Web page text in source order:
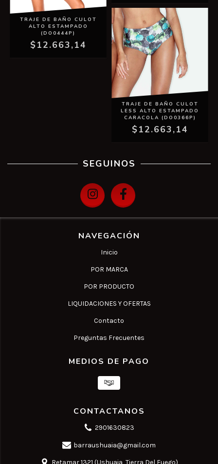
TRAJE DE BAÑO CULOT
ALTO ESTAMPADO
(DO0444P)
$12.663,14
TRAJE DE BAÑO CULOT
LESS ALTO ESTAMPADO
CARACOLA (DO0366P)
$12.663,14
SEGUINOS
NAVEGACIÓN
Inicio
POR MARCA
POR PRODUCTO
LIQUIDACIONES Y OFERTAS
Contacto
Preguntas Frecuentes
MEDIOS DE PAGO
CONTACTANOS
2901630823
barraushuaia@gmail.com